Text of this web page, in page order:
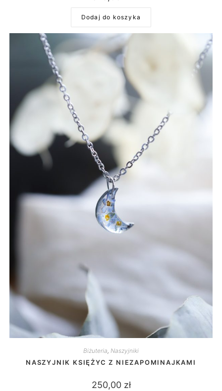
Dodaj do koszyka
Biżuteria, Naszyjniki
NASZYJNIK KSIĘŻYC Z NIEZAPOMINAJKAMI
250,00 zł